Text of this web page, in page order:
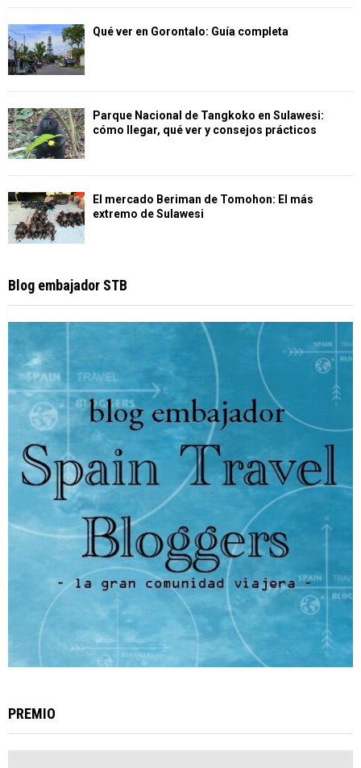
Qué ver en Gorontalo: Guía completa
Parque Nacional de Tangkoko en Sulawesi:
cómo llegar, qué ver y consejos prácticos
El mercado Beriman de Tomohon: El más
extremo de Sulawesi
Blog embajador STB
PREMIO